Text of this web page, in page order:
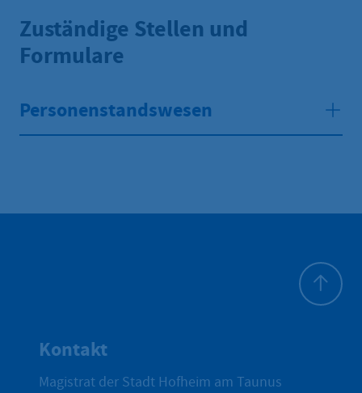
Zuständige Stellen und
Formulare
Personenstandswesen
Kontakt
Magistrat der Stadt Hofheim am Taunus